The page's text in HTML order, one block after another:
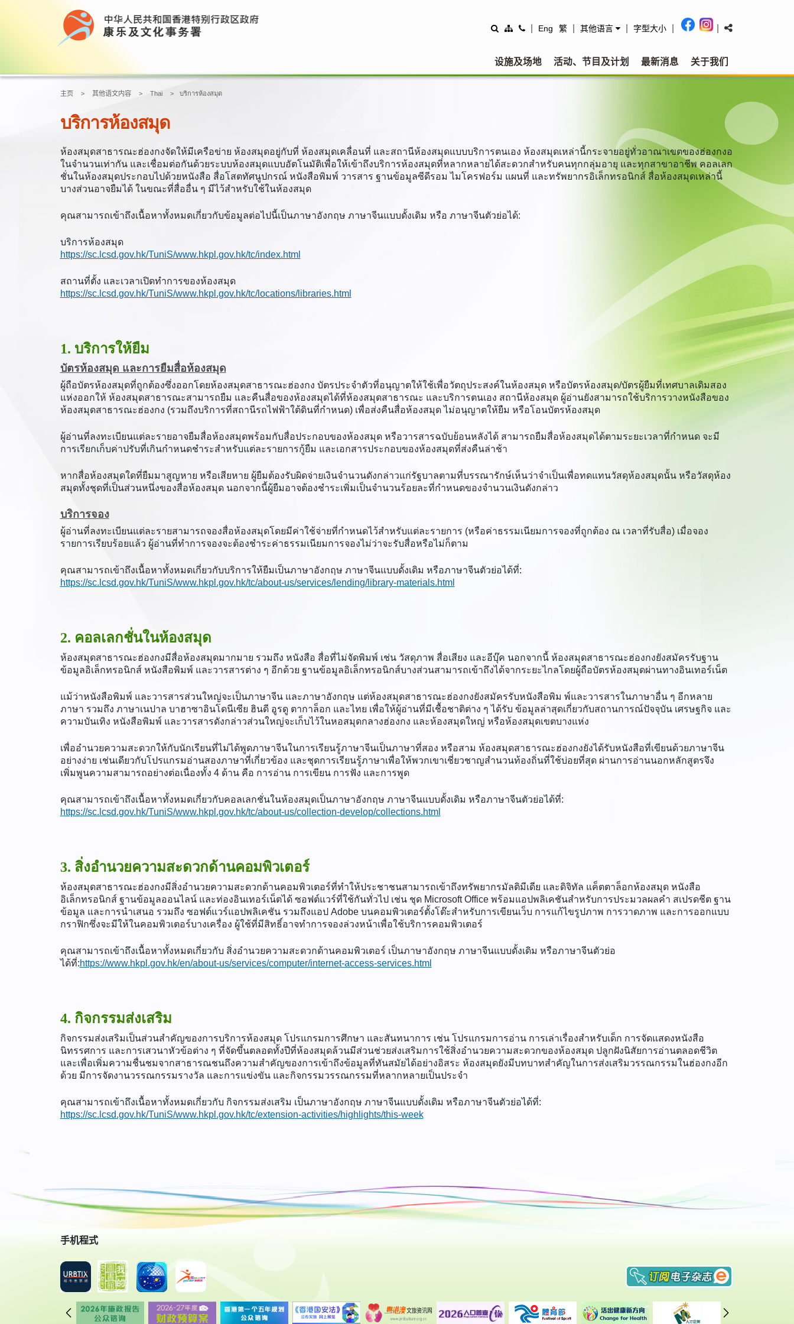
Eng 繁 其他语言 字型大小
设施及场地 活动、节目及计划 最新消息 关于我们
主页 其他语文内容 Thai บริการห้องสมุด
บริการห้องสมุด
ห้องสมุดสาธารณะฮ่องกงจัดให้มีเครือข่าย ห้องสมุดอยู่กับที่ ห้องสมุดเคลื่อนที่ และสถานีห้องสมุดแบบบริการตนเอง ห้องสมุดเหล่านี้กระจายอยู่ทั่วอาณาเขตของฮ่องกงอ
ในจำนวนเท่ากัน และเชื่อมต่อกันด้วยระบบห้องสมุดแบบอัตโนมัติเพื่อให้เข้าถึงบริการห้องสมุดที่หลากหลายได้สะดวกสำหรับคนทุกกลุ่มอายุ และทุกสาขาอาชีพ คอลเลก
ชั่นในห้องสมุดประกอบไปด้วยหนังสือ สื่อโสตทัศนูปกรณ์ หนังสือพิมพ์ วารสาร ฐานข้อมูลซีดีรอม ไมโครฟอร์ม แผนที่ และทรัพยากรอิเล็กทรอนิกส์ สื่อห้องสมุดเหล่านี้
บางส่วนอาจยืมได้ ในขณะที่สื่ออื่น ๆ มีไว้สำหรับใช้ในห้องสมุด
คุณสามารถเข้าถึงเนื้อหาทั้งหมดเกี่ยวกับข้อมูลต่อไปนี้เป็นภาษาอังกฤษ ภาษาจีนแบบดั้งเดิม หรือ ภาษาจีนตัวย่อได้:
บริการห้องสมุด
https://sc.lcsd.gov.hk/TuniS/www.hkpl.gov.hk/tc/index.html
สถานที่ตั้ง และเวลาเปิดทำการของห้องสมุด
https://sc.lcsd.gov.hk/TuniS/www.hkpl.gov.hk/tc/locations/libraries.html
1. บริการให้ยืม
บัตรห้องสมุด และการยืมสื่อห้องสมุด
ผู้ถือบัตรห้องสมุดที่ถูกต้องซึ่งออกโดยห้องสมุดสาธารณะฮ่องกง บัตรประจำตัวที่อนุญาตให้ใช้เพื่อวัตถุประสงค์ในห้องสมุด หรือบัตรห้องสมุด/บัตรผู้ยืมที่เทศบาลเดิมสอง
แห่งออกให้ ห้องสมุดสาธารณะสามารถยืม และคืนสื่อของห้องสมุดได้ที่ห้องสมุดสาธารณะ และบริการตนเอง สถานีห้องสมุด ผู้อ่านยังสามารถใช้บริการวางหนังสือของ
ห้องสมุดสาธารณะฮ่องกง (รวมถึงบริการที่สถานีรถไฟฟ้าใต้ดินที่กำหนด) เพื่อส่งคืนสื่อห้องสมุด ไม่อนุญาตให้ยืม หรือโอนบัตรห้องสมุด
ผู้อ่านที่ลงทะเบียนแต่ละรายอาจยืมสื่อห้องสมุดพร้อมกับสื่อประกอบของห้องสมุด หรือวารสารฉบับย้อนหลังได้ สามารถยืมสื่อห้องสมุดได้ตามระยะเวลาที่กำหนด จะมี
การเรียกเก็บค่าปรับที่เกินกำหนดชำระสำหรับแต่ละรายการกู้ยืม และเอกสารประกอบของห้องสมุดที่ส่งคืนล่าช้า
หากสื่อห้องสมุดใดที่ยืมมาสูญหาย หรือเสียหาย ผู้ยืมต้องรับผิดจ่ายเงินจำนวนดังกล่าวแก่รัฐบาลตามที่บรรณารักษ์เห็นว่าจำเป็นเพื่อทดแทนวัสดุห้องสมุดนั้น หรือวัสดุห้อง
สมุดทั้งชุดที่เป็นส่วนหนึ่งของสื่อห้องสมุด นอกจากนี้ผู้ยืมอาจต้องชำระเพิ่มเป็นจำนวนร้อยละที่กำหนดของจำนวนเงินดังกล่าว
บริการจอง
ผู้อ่านที่ลงทะเบียนแต่ละรายสามารถจองสื่อห้องสมุดโดยมีค่าใช้จ่ายที่กำหนดไว้สำหรับแต่ละรายการ (หรือค่าธรรมเนียมการจองที่ถูกต้อง ณ เวลาที่รับสื่อ) เมื่อจอง
รายการเรียบร้อยแล้ว ผู้อ่านที่ทำการจองจะต้องชำระค่าธรรมเนียมการจองไม่ว่าจะรับสื่อหรือไม่ก็ตาม
คุณสามารถเข้าถึงเนื้อหาทั้งหมดเกี่ยวกับบริการให้ยืมเป็นภาษาอังกฤษ ภาษาจีนแบบดั้งเดิม หรือภาษาจีนตัวย่อได้ที่:
https://sc.lcsd.gov.hk/TuniS/www.hkpl.gov.hk/tc/about-us/services/lending/library-materials.html
2. คอลเลกชั่นในห้องสมุด
ห้องสมุดสาธารณะฮ่องกงมีสื่อห้องสมุดมากมาย รวมถึง หนังสือ สื่อที่ไม่จัดพิมพ์ เช่น วัสดุภาพ สื่อเสียง และอีบุ๊ค นอกจากนี้ ห้องสมุดสาธารณะฮ่องกงยังสมัครรับฐาน
ข้อมูลอิเล็กทรอนิกส์ หนังสือพิมพ์ และวารสารต่าง ๆ อีกด้วย ฐานข้อมูลอิเล็กทรอนิกส์บางส่วนสามารถเข้าถึงได้จากระยะไกลโดยผู้ถือบัตรห้องสมุดผ่านทางอินเทอร์เน็ต
แม้ว่าหนังสือพิมพ์ และวารสารส่วนใหญ่จะเป็นภาษาจีน และภาษาอังกฤษ แต่ห้องสมุดสาธารณะฮ่องกงยังสมัครรับหนังสือพิม พ์และวารสารในภาษาอื่น ๆ อีกหลาย
ภาษา รวมถึง ภาษาเนปาล บาฮาซาอินโดนีเซีย ฮินดี อูรดู ตากาล็อก และไทย เพื่อให้ผู้อ่านที่มีเชื้อชาติต่าง ๆ ได้รับ ข้อมูลล่าสุดเกี่ยวกับสถานการณ์ปัจจุบัน เศรษฐกิจ และ
ความบันเทิง หนังสือพิมพ์ และวารสารดังกล่าวส่วนใหญ่จะเก็บไว้ในหอสมุดกลางฮ่องกง และห้องสมุดใหญ่ หรือห้องสมุดเขตบางแห่ง
เพื่ออำนวยความสะดวกให้กับนักเรียนที่ไม่ได้พูดภาษาจีนในการเรียนรู้ภาษาจีนเป็นภาษาที่สอง หรือสาม ห้องสมุดสาธารณะฮ่องกงยังได้รับหนังสือที่เขียนด้วยภาษาจีน
อย่างง่าย เช่นเดียวกับโปรแกรมอ่านสองภาษาที่เกี่ยวข้อง และชุดการเรียนรู้ภาษาเพื่อให้พวกเขาเชี่ยวชาญสำนวนท้องถิ่นที่ใช้บ่อยที่สุด ผ่านการอ่านนอกหลักสูตรจึง
เพิ่มพูนความสามารถอย่างต่อเนื่องทั้ง 4 ด้าน คือ การอ่าน การเขียน การฟัง และการพูด
คุณสามารถเข้าถึงเนื้อหาทั้งหมดเกี่ยวกับคอลเลกชั่นในห้องสมุดเป็นภาษาอังกฤษ ภาษาจีนแบบดั้งเดิม หรือภาษาจีนตัวย่อได้ที่:
https://sc.lcsd.gov.hk/TuniS/www.hkpl.gov.hk/tc/about-us/collection-develop/collections.html
3. สิ่งอำนวยความสะดวกด้านคอมพิวเตอร์
ห้องสมุดสาธารณะฮ่องกงมีสิ่งอำนวยความสะดวกด้านคอมพิวเตอร์ที่ทำให้ประชาชนสามารถเข้าถึงทรัพยากรมัลติมีเดีย และดิจิทัล แค็ตตาล็อกห้องสมุด หนังสือ
อิเล็กทรอนิกส์ ฐานข้อมูลออนไลน์ และท่องอินเทอร์เน็ตได้ ซอฟต์แวร์ที่ใช้กันทั่วไป เช่น ชุด Microsoft Office พร้อมแอปพลิเคชันสำหรับการประมวลผลคำ สเปรดชีต ฐาน
ข้อมูล และการนำเสนอ รวมถึง ซอฟต์แวร์แอปพลิเคชัน รวมถึงแอป Adobe บนคอมพิวเตอร์ตั้งโต๊ะสำหรับการเขียนเว็บ การแก้ไขรูปภาพ การวาดภาพ และการออกแบบ
กราฟิกซึ่งจะมีให้ในคอมพิวเตอร์บางเครื่อง ผู้ใช้ที่มีสิทธิ์อาจทำการจองล่วงหน้าเพื่อใช้บริการคอมพิวเตอร์
คุณสามารถเข้าถึงเนื้อหาทั้งหมดเกี่ยวกับ สิ่งอำนวยความสะดวกด้านคอมพิวเตอร์ เป็นภาษาอังกฤษ ภาษาจีนแบบดั้งเดิม หรือภาษาจีนตัวย่อ
ได้ที่:https://www.hkpl.gov.hk/en/about-us/services/computer/internet-access-services.html
4. กิจกรรมส่งเสริม
กิจกรรมส่งเสริมเป็นส่วนสำคัญของการบริการห้องสมุด โปรแกรมการศึกษา และสันทนาการ เช่น โปรแกรมการอ่าน การเล่าเรื่องสำหรับเด็ก การจัดแสดงหนังสือ
นิทรรศการ และการเสวนาหัวข้อต่าง ๆ ที่จัดขึ้นตลอดทั้งปีที่ห้องสมุดล้วนมีส่วนช่วยส่งเสริมการใช้สิ่งอำนวยความสะดวกของห้องสมุด ปลูกฝังนิสัยการอ่านตลอดชีวิต
และเพื่อเพิ่มความชื่นชมจากสาธารณชนถึงความสำคัญของการเข้าถึงข้อมูลที่ทันสมัยได้อย่างอิสระ ห้องสมุดยังมีบทบาทสำคัญในการส่งเสริมวรรณกรรมในฮ่องกงอีก
ด้วย มีการจัดงานวรรณกรรมรางวัล และการแข่งขัน และกิจกรรมวรรณกรรมที่หลากหลายเป็นประจำ
คุณสามารถเข้าถึงเนื้อหาทั้งหมดเกี่ยวกับ กิจกรรมส่งเสริม เป็นภาษาอังกฤษ ภาษาจีนแบบดั้งเดิม หรือภาษาจีนตัวย่อได้ที่:
https://sc.lcsd.gov.hk/TuniS/www.hkpl.gov.hk/tc/extension-activities/highlights/this-week
手机程式